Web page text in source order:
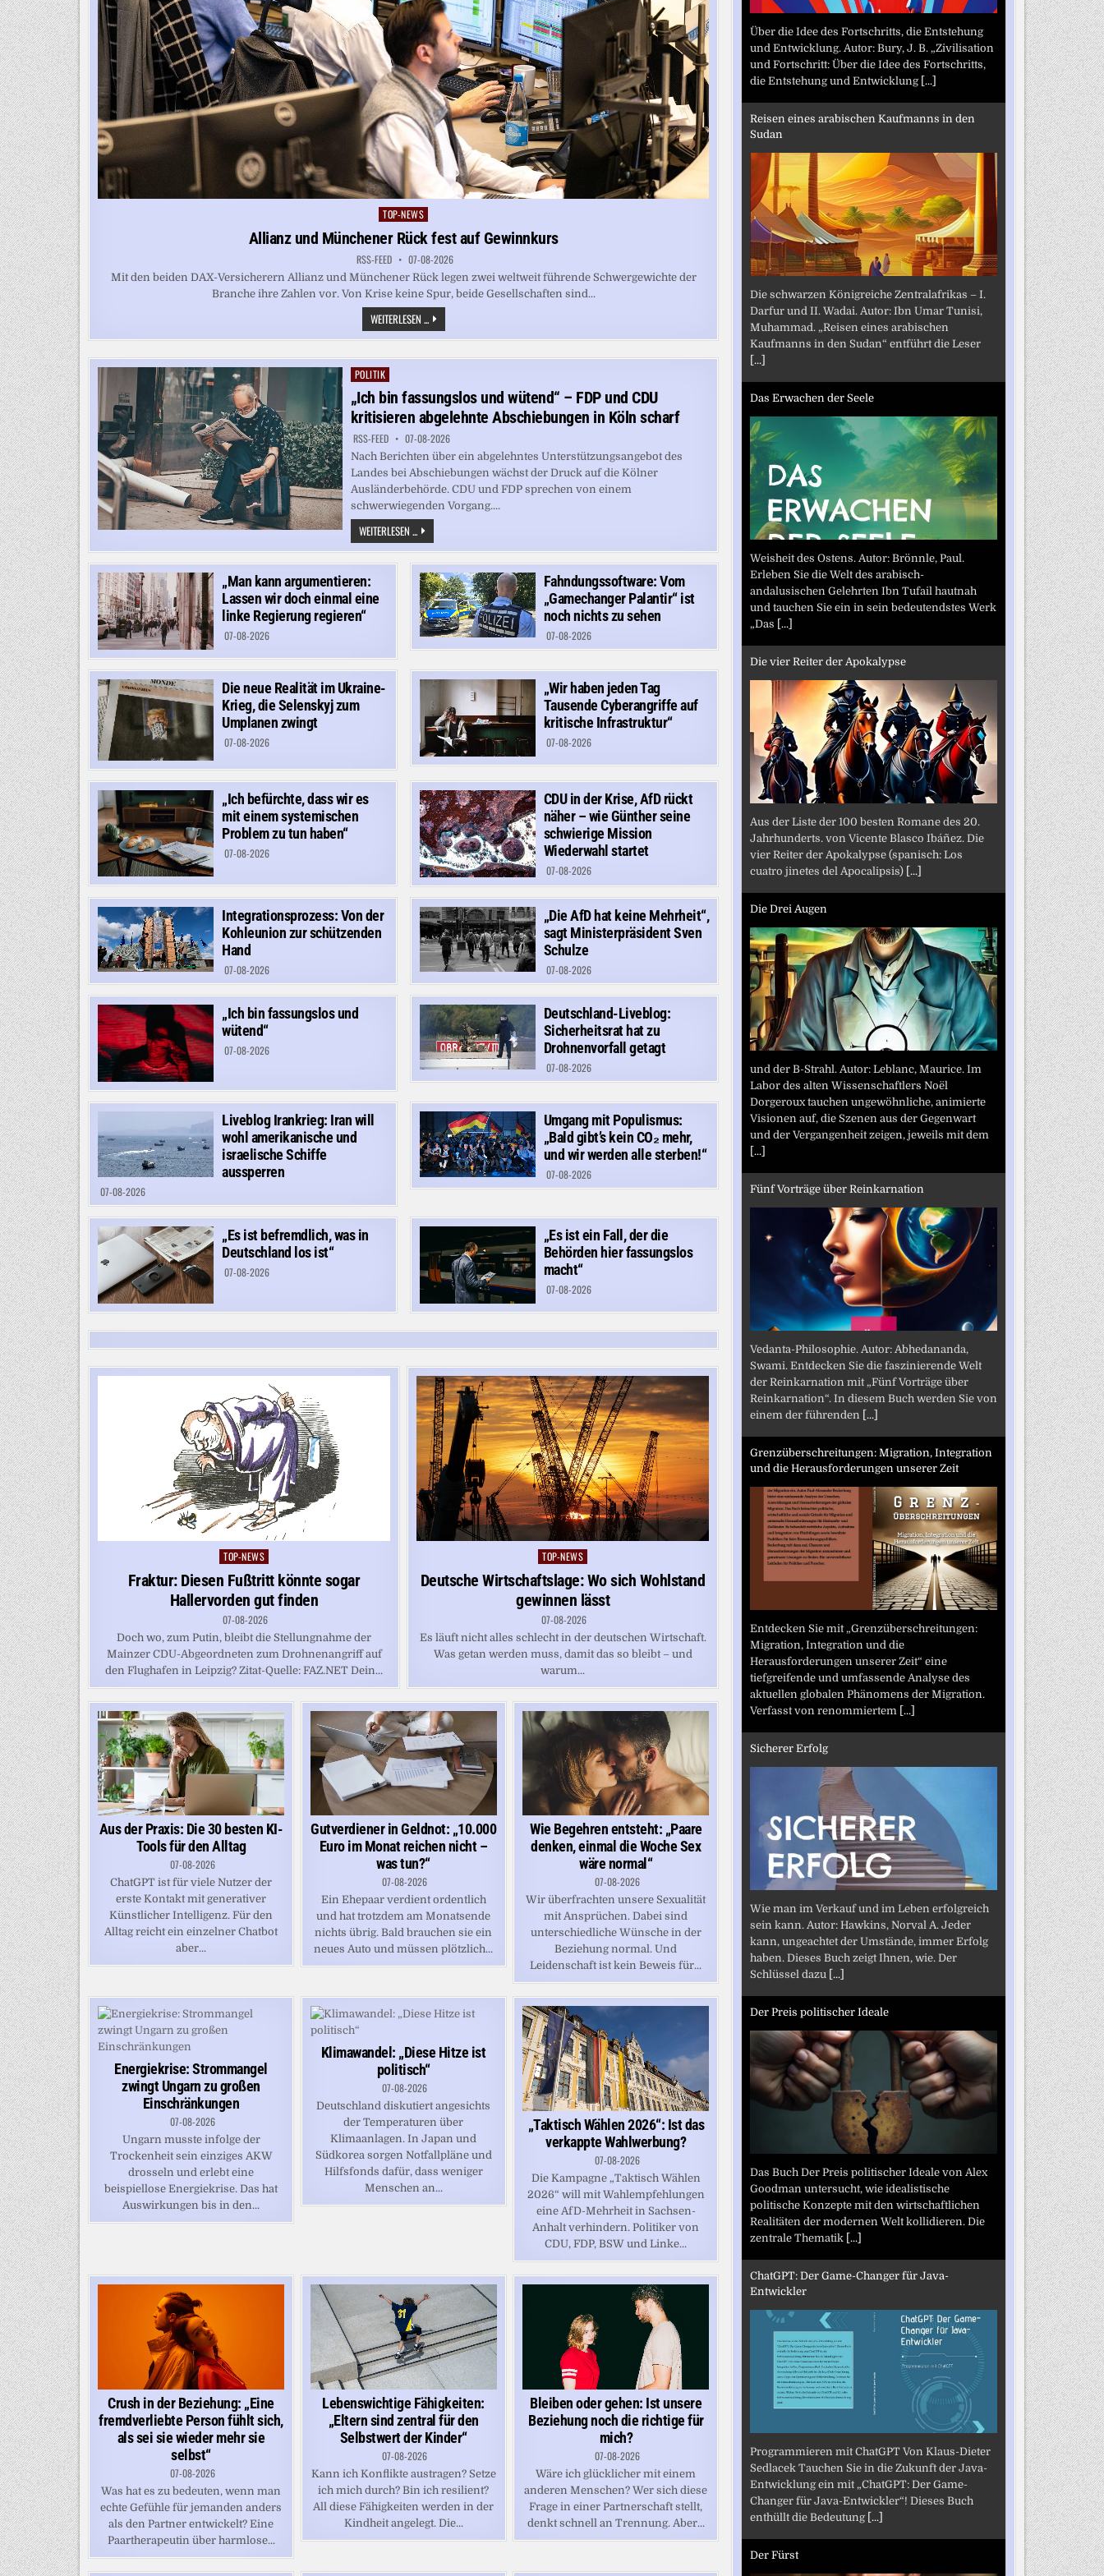
Posted
TOP-NEWS
Allianz und Münchener Rück fest auf Gewinnkurs
RSS-FEED 07-08-2026
Mit den beiden DAX-Versicherern Allianz und Münchener Rück legen zwei weltweit führende Schwergewichte der
Branche ihre Zahlen vor. Von Krise keine Spur, beide Gesellschaften sind...
WEITERLESEN ... ALLIANZ
UND
MÜNCHENER
FEST
Posted
in
POLITIK
„Ich bin fassungslos und wütend“ – FDP und CDU
kritisieren abgelehnte Abschiebungen in Köln scharf
RSS-FEED 07-08-2026
Nach Berichten über ein abgelehntes Unterstützungsangebot des
Landes bei Abschiebungen wächst der Druck auf die Kölner
Ausländerbehörde. CDU und FDP sprechen von einem
schwerwiegenden Vorgang....
WEITERLESEN ... „ICH
BIN
FASSUNGSLOS
UND
WÜTEND“
–
FDP
UND
CDU
KRITISIEREN
ABGELEHNTE
ABSCHIEBUNGEN
KÖLN
SCHARF
„Man kann argumentieren:
Lassen wir doch einmal eine
linke Regierung regieren“
07-08-2026
Fahndungssoftware: Vom
„Gamechanger Palantir“ ist
noch nichts zu sehen
07-08-2026
Die neue Realität im Ukraine-
Krieg, die Selenskyj zum
Umplanen zwingt
07-08-2026
„Wir haben jeden Tag
Tausende Cyberangriffe auf
kritische Infrastruktur“
07-08-2026
„Ich befürchte, dass wir es
mit einem systemischen
Problem zu tun haben“
07-08-2026
CDU in der Krise, AfD rückt
näher – wie Günther seine
schwierige Mission
Wiederwahl startet
07-08-2026
Integrationsprozess: Von der
Kohleunion zur schützenden
Hand
07-08-2026
„Die AfD hat keine Mehrheit“,
sagt Ministerpräsident Sven
Schulze
07-08-2026
„Ich bin fassungslos und
wütend“
07-08-2026
Deutschland-Liveblog:
Sicherheitsrat hat zu
Drohnenvorfall getagt
07-08-2026
Liveblog Irankrieg: Iran will
wohl amerikanische und
israelische Schiffe
aussperren
07-08-2026
Umgang mit Populismus:
„Bald gibt’s kein CO₂ mehr,
und wir werden alle sterben!“
07-08-2026
„Es ist befremdlich, was in
Deutschland los ist“
07-08-2026
„Es ist ein Fall, der die
Behörden hier fassungslos
macht“
07-08-2026
Posted
in
TOP-NEWS
Fraktur: Diesen Fußtritt könnte sogar
Hallervorden gut finden
07-08-2026
Doch wo, zum Putin, bleibt die Stellungnahme der
Mainzer CDU-Abgeordneten zum Drohnenangriff auf
den Flughafen in Leipzig? Zitat-Quelle: FAZ.NET Dein...
Posted
in
TOP-NEWS
Deutsche Wirtschaftslage: Wo sich Wohlstand
gewinnen lässt
07-08-2026
Es läuft nicht alles schlecht in der deutschen Wirtschaft.
Was getan werden muss, damit das so bleibt – und
warum...
Aus der Praxis: Die 30 besten KI-
Tools für den Alltag
07-08-2026
ChatGPT ist für viele Nutzer der
erste Kontakt mit generativer
Künstlicher Intelligenz. Für den
Alltag reicht ein einzelner Chatbot
aber...
Gutverdiener in Geldnot: „10.000
Euro im Monat reichen nicht –
was tun?“
07-08-2026
Ein Ehepaar verdient ordentlich
und hat trotzdem am Monatsende
nichts übrig. Bald brauchen sie ein
neues Auto und müssen plötzlich...
Wie Begehren entsteht: „Paare
denken, einmal die Woche Sex
wäre normal“
07-08-2026
Wir überfrachten unsere Sexualität
mit Ansprüchen. Dabei sind
unterschiedliche Wünsche in der
Beziehung normal. Und
Leidenschaft ist kein Beweis für...
Energiekrise: Strommangel
zwingt Ungarn zu großen
Einschränkungen
07-08-2026
Ungarn musste infolge der
Trockenheit sein einziges AKW
drosseln und erlebt eine
beispiellose Energiekrise. Das hat
Auswirkungen bis in den...
Klimawandel: „Diese Hitze ist
politisch“
07-08-2026
Deutschland diskutiert angesichts
der Temperaturen über
Klimaanlagen. In Japan und
Südkorea sorgen Notfallpläne und
Hilfsfonds dafür, dass weniger
Menschen an...
„Taktisch Wählen 2026“: Ist das
verkappte Wahlwerbung?
07-08-2026
Die Kampagne „Taktisch Wählen
2026“ will mit Wahlempfehlungen
eine AfD-Mehrheit in Sachsen-
Anhalt verhindern. Politiker von
CDU, FDP, BSW und Linke...
Crush in der Beziehung: „Eine
fremdverliebte Person fühlt sich,
als sei sie wieder mehr sie
selbst“
07-08-2026
Was hat es zu bedeuten, wenn man
echte Gefühle für jemanden anders
als den Partner entwickelt? Eine
Paartherapeutin über harmlose...
Lebenswichtige Fähigkeiten:
„Eltern sind zentral für den
Selbstwert der Kinder“
07-08-2026
Kann ich Konflikte austragen? Setze
ich mich durch? Bin ich resilient?
All diese Fähigkeiten werden in der
Kindheit angelegt. Die...
Bleiben oder gehen: Ist unsere
Beziehung noch die richtige für
mich?
07-08-2026
Wäre ich glücklicher mit einem
anderen Menschen? Wer sich diese
Frage in einer Partnerschaft stellt,
denkt schnell an Trennung. Aber...
Über die Idee des Fortschritts, die Entstehung
und Entwicklung. Autor: Bury, J. B. „Zivilisation
und Fortschritt: Über die Idee des Fortschritts,
die Entstehung und Entwicklung [...]
Reisen eines arabischen Kaufmanns in den
Sudan
Die schwarzen Königreiche Zentralafrikas – I.
Darfur und II. Wadai. Autor: Ibn Umar Tunisi,
Muhammad. „Reisen eines arabischen
Kaufmanns in den Sudan“ entführt die Leser
[...]
Das Erwachen der Seele
Weisheit des Ostens. Autor: Brönnle, Paul.
Erleben Sie die Welt des arabisch-
andalusischen Gelehrten Ibn Tufail hautnah
und tauchen Sie ein in sein bedeutendstes Werk
„Das [...]
Die vier Reiter der Apokalypse
Aus der Liste der 100 besten Romane des 20.
Jahrhunderts. von Vicente Blasco Ibáñez. Die
vier Reiter der Apokalypse (spanisch: Los
cuatro jinetes del Apocalipsis) [...]
Die Drei Augen
und der B-Strahl. Autor: Leblanc, Maurice. Im
Labor des alten Wissenschaftlers Noël
Dorgeroux tauchen ungewöhnliche, animierte
Visionen auf, die Szenen aus der Gegenwart
und der Vergangenheit zeigen, jeweils mit dem
[...]
Fünf Vorträge über Reinkarnation
Vedanta-Philosophie. Autor: Abhedananda,
Swami. Entdecken Sie die faszinierende Welt
der Reinkarnation mit „Fünf Vorträge über
Reinkarnation“. In diesem Buch werden Sie von
einem der führenden [...]
Grenzüberschreitungen: Migration, Integration
und die Herausforderungen unserer Zeit
Entdecken Sie mit „Grenzüberschreitungen:
Migration, Integration und die
Herausforderungen unserer Zeit“ eine
tiefgreifende und umfassende Analyse des
aktuellen globalen Phänomens der Migration.
Verfasst von renommiertem [...]
Sicherer Erfolg
Wie man im Verkauf und im Leben erfolgreich
sein kann. Autor: Hawkins, Norval A. Jeder
kann, ungeachtet der Umstände, immer Erfolg
haben. Dieses Buch zeigt Ihnen, wie. Der
Schlüssel dazu [...]
Der Preis politischer Ideale
Das Buch Der Preis politischer Ideale von Alex
Goodman untersucht, wie idealistische
politische Konzepte mit den wirtschaftlichen
Realitäten der modernen Welt kollidieren. Die
zentrale Thematik [...]
ChatGPT: Der Game-Changer für Java-
Entwickler
Programmieren mit ChatGPT Von Klaus-Dieter
Sedlacek Tauchen Sie in die Zukunft der Java-
Entwicklung ein mit „ChatGPT: Der Game-
Changer für Java-Entwickler“! Dieses Buch
enthüllt die Bedeutung [...]
Der Fürst